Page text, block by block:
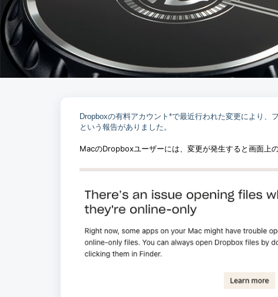
Dropboxの有料アカウント*で最近行われた変更により
という報告がありました。
MacのDropboxユーザーには、変更が発生すると画面上